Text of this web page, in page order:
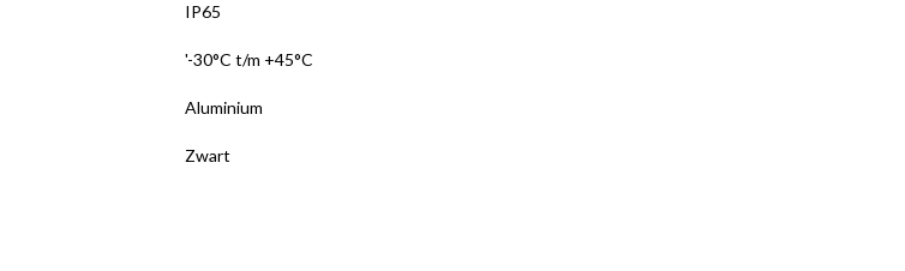
IP65
'-30°C t/m +45°C
Aluminium
Zwart